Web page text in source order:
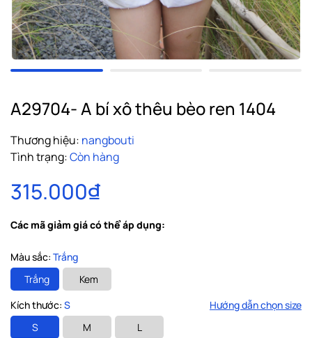
A29704- A bí xô thêu bèo ren 1404
Thương hiệu: nangbouti
Tình trạng:Còn hàng
315.000₫
Các mã giảm giá có thể áp dụng:
Màu sắc: Trắng
Trắng
Kem
Kích thước: S
Hướng dẫn chọn size
S
M L